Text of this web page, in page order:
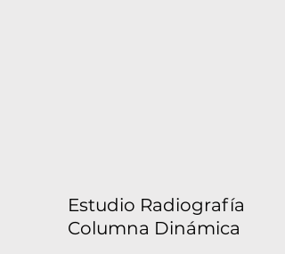
Estudio Radiografía
Columna Dinámica